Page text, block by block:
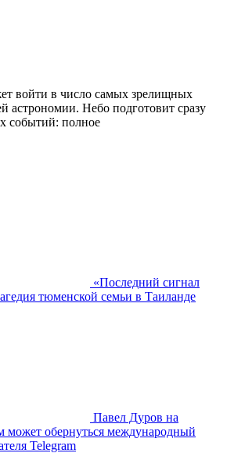
войти в число самых зрелищных
астрономии. Небо подготовит сразу
событий: полное
«Последний сигнал
тюменской семьи в Таиланде
Павел Дуров на
может обернуться международный
Telegram